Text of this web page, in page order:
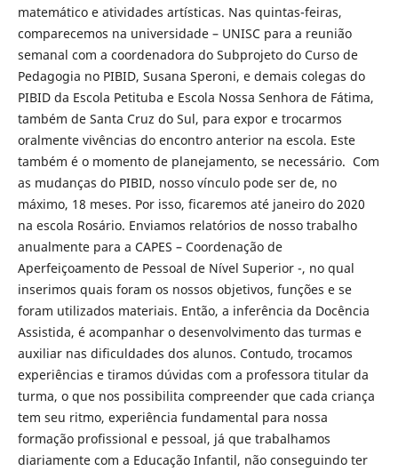
matemático e atividades artísticas. Nas quintas-feiras,
comparecemos na universidade – UNISC para a reunião
semanal com a coordenadora do Subprojeto do Curso de
Pedagogia no PIBID, Susana Speroni, e demais colegas do
PIBID da Escola Petituba e Escola Nossa Senhora de Fátima,
também de Santa Cruz do Sul, para expor e trocarmos
oralmente vivências do encontro anterior na escola. Este
também é o momento de planejamento, se necessário. Com
as mudanças do PIBID, nosso vínculo pode ser de, no
máximo, 18 meses. Por isso, ficaremos até janeiro do 2020
na escola Rosário. Enviamos relatórios de nosso trabalho
anualmente para a CAPES – Coordenação de
Aperfeiçoamento de Pessoal de Nível Superior -, no qual
inserimos quais foram os nossos objetivos, funções e se
foram utilizados materiais. Então, a inferência da Docência
Assistida, é acompanhar o desenvolvimento das turmas e
auxiliar nas dificuldades dos alunos. Contudo, trocamos
experiências e tiramos dúvidas com a professora titular da
turma, o que nos possibilita compreender que cada criança
tem seu ritmo, experiência fundamental para nossa
formação profissional e pessoal, já que trabalhamos
diariamente com a Educação Infantil, não conseguindo ter